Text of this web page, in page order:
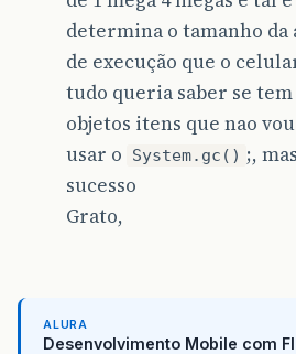
determina o tamanho da
de execução que o
tudo queria saber se
objetos itens que nao
usar o
System.gc() ;,
sucesso
Grato,
ALURA
Desenvolvimento Mobile com